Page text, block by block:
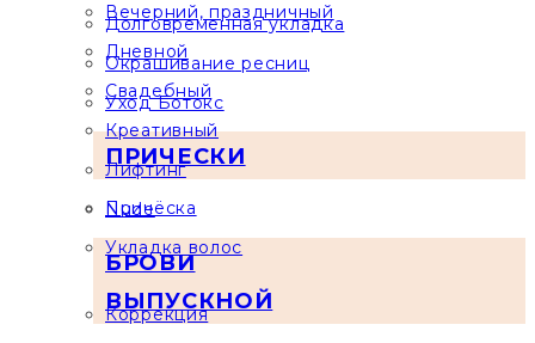
Долговременная укладка
Окрашивание ресниц
Уход Ботокс
ПРИЧЕСКИ
Причёска
Укладка волос
ВЫПУСКНОЙ
Вечерний, праздничный
Дневной
Свадебный
Креативный
Лифтинг
Nude
БРОВИ
Коррекция